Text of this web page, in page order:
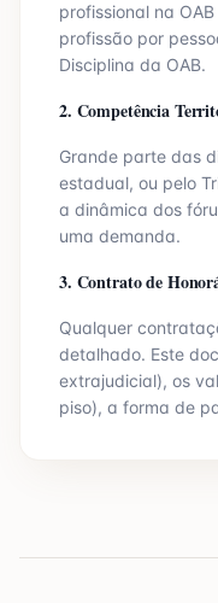
profissional na
profissão por
Disciplina da OAB.
2. Competência
Grande parte das
estadual, ou pelo
a dinâmica dos
uma demanda.
3. Contrato de
Qualquer
detalhado. Este
extrajudicial), os
piso), a forma de